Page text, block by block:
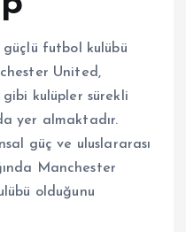
güçlü futbol kulübü
United,
kulüpler sürekli
yer almaktadır.
güç ve uluslararası
Manchester
olduğunu